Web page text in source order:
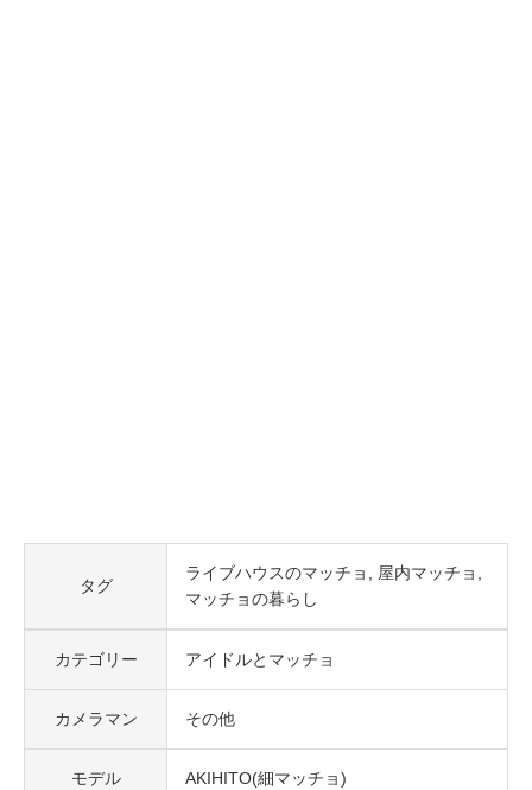
タグ
ライブハウスのマッチョ
屋内マッチョ
マッチョの暮らし
カテゴリー アイドルとマッチョ
カメラマン その他
モデル AKIHITO(細マッチョ)